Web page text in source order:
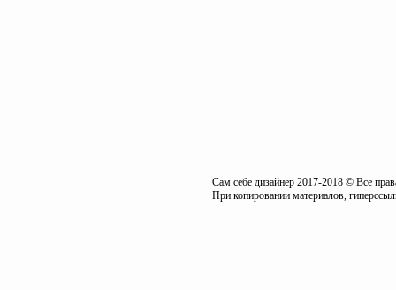
Сам себе дизайнер 2017-2018 © Все
При копировании материалов,